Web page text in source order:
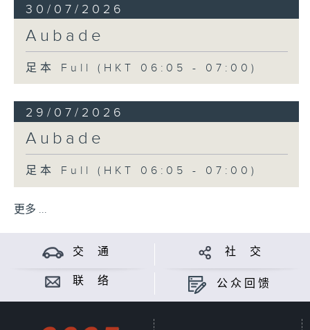
30/07/2026
Aubade
足本 Full (HKT 06:05 - 07:00)
29/07/2026
Aubade
足本 Full (HKT 06:05 - 07:00)
更多 ...
交 通 社 交
联 络 公众回馈